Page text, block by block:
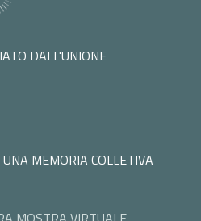
DALL'UNIONE
MEMORIA COLLETIVA